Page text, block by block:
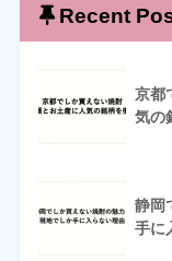
Recent
京都
気の
静岡
手に